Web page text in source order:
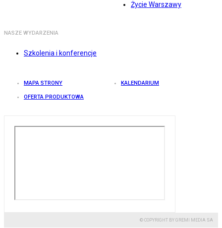
Życie Warszawy
NASZE WYDARZENIA
Szkolenia i konferencje
MAPA STRONY KALENDARIUM
OFERTA PRODUKTOWA
© COPYRIGHT BY GREMI MEDIA SA